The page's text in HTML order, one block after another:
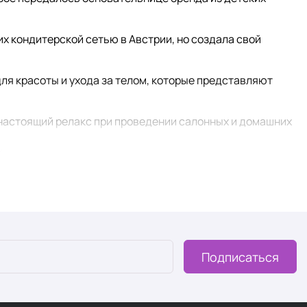
сетью в Австрии, но создала свой
красоты и ухода за телом, которые представляют
релакс при проведении салонных и домашних
увлажнение, питание, пилинг, anti-age;
Подписаться